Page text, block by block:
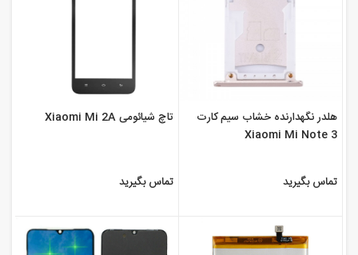
هلدر نگهدارنده خشاب سیم کارت
Xiaomi Mi Note 3
تماس بگیرید
تاچ شیائومی Xiaomi Mi 2A
تماس بگیرید